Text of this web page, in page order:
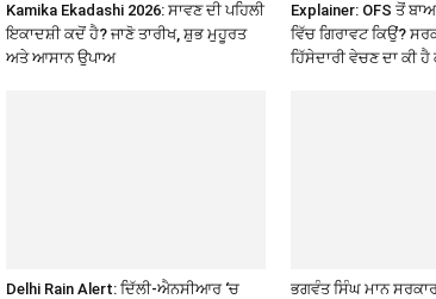
Kamika Ekadashi 2026: ਸਾਵਣ ਦੀ ਪਹਿਲੀ
ਇਕਾਦਸ਼ੀ ਕਦੋਂ ਹੈ? ਜਾਣੋ ਤਾਰੀਖ, ਸ਼ੁਭ ਮੁਹੂਰਤ
ਅਤੇ ਆਸਾਨ ਉਪਾਅ
Explainer: OFS ਤੋਂ
ਵਿੱਚ ਗਿਰਾਵਟ ਕਿਉਂ?
ਹਿੱਸੇਦਾਰੀ ਵੇਚਣ ਦਾ ਕੀ ਹੈ
Delhi Rain Alert: ਦਿੱਲੀ-ਐਨਸੀਆਰ ‘ਚ
ਭਗਵੰਤ ਸਿੰਘ ਮਾਨ